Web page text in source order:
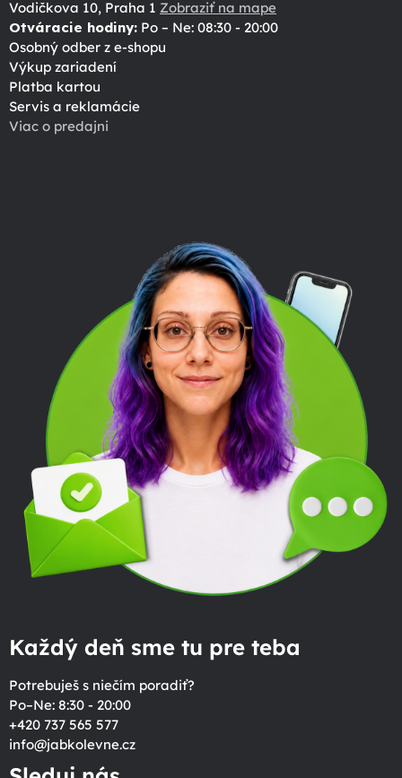
Vodičkova 10, Praha 1 Zobraziť na mape
Otváracie hodiny: Po – Ne: 08:30 - 20:00
Osobný odber z e-shopu
Výkup zariadení
Platba kartou
Servis a reklamácie
Viac o predajni
Každý deň sme tu pre teba
Potrebuješ s niečím poradiť?
Po–Ne: 8:30 - 20:00
+420 737 565 577
info@jabkolevne.cz